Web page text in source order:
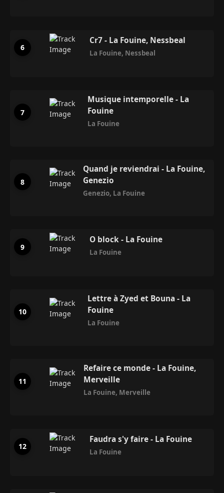
Cr7 - La Fouine, Nessbeal
La Fouine, Nessbeal
Musique intemporelle - La
Fouine
La Fouine
Quand je reviendrai - La Fouine,
Genezio
Genezio, La Fouine
O block - La Fouine
La Fouine
Lettre à Zyed et Bouna - La
Fouine
La Fouine
Refaire ce monde - La Fouine,
Merveille
La Fouine, Merveille
Faudra s'y faire - La Fouine
La Fouine